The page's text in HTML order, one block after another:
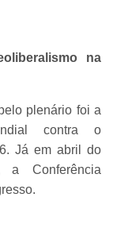
na
plenário foi a
contra o
Já em abril do
a Conferência